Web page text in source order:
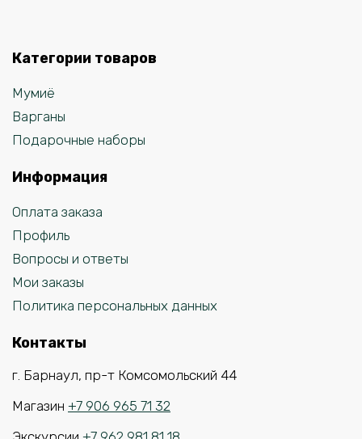
Категории товаров
Мумиё
Варганы
Подарочные наборы
Информация
Оплата заказа
Профиль
Вопросы и ответы
Мои заказы
Политика персональных данных
Контакты
г. Барнаул, пр-т Комсомольский 44
Магазин +7 906 965 71 32